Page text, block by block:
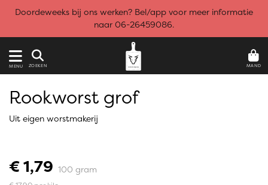
Doordeweeks bij ons werken? Bel/app voor meer informatie
naar 06-26459086.
MENU ZOEKEN MAND
Rookworst grof
Uit eigen worstmakerij
€ 1,79 100 gram